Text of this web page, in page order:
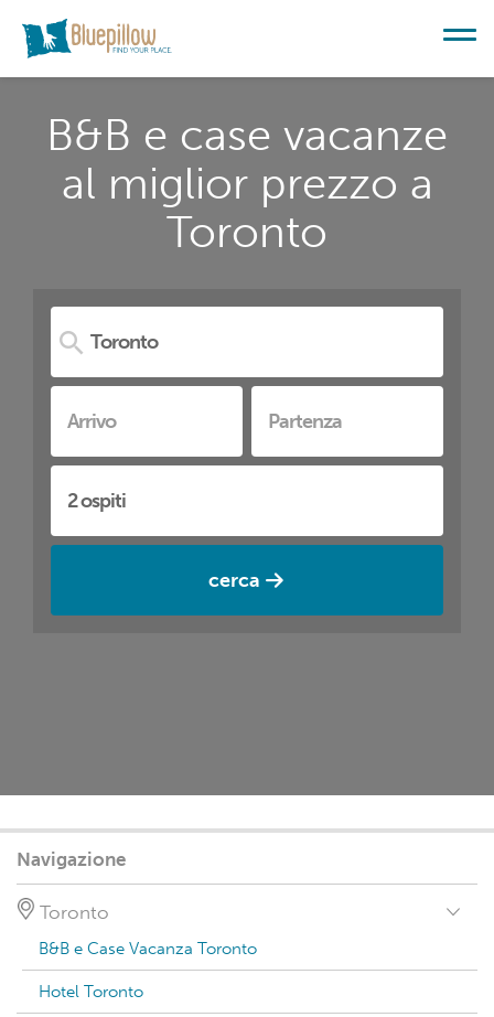
B&B e case vacanze
al miglior prezzo a
Toronto
cerca
Navigazione
Toronto
B&B e Case Vacanza Toronto
Hotel Toronto